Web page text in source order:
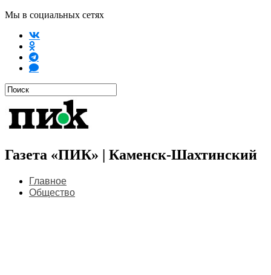
Мы в социальных сетях
Газета «ПИК» | Каменск-Шахтинский
Главное
Общество